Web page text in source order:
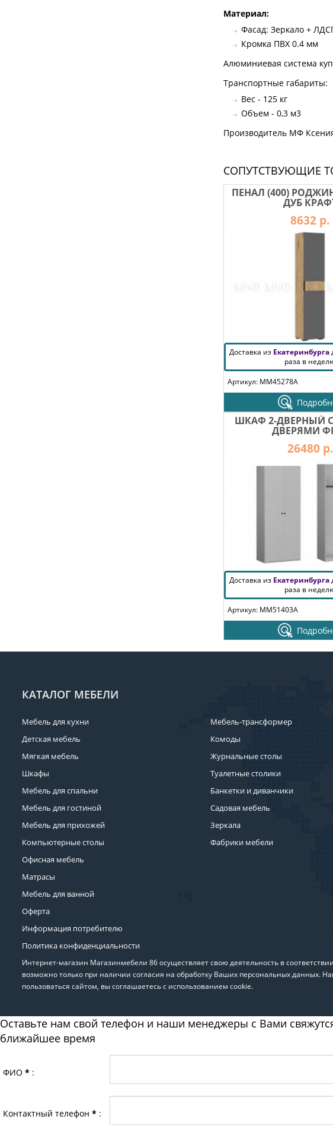
Материал:
Фасад: Зеркало +
Кромка ПВХ 0.4 мм
Алюминиевая система
Транспортные габариты:
Вес - 125 кг
Объем - 0,3 м3
Производитель МФ
СОПУТСТВУЮЩИЕ
ПЕНАЛ (400)
ДУБ
8632 р.
Доставка из Екатеринбурга
раза в
Артикул: MM45278A
ШКАФ 2-ДВЕРНЫЙ
ДВЕРЯМИ
26480 р.
Доставка из Екатеринбурга
раза в
Артикул: MM51403A
КАТАЛОГ МЕБЕЛИ
Мебель для кухни
Детская мебель
Мягкая мебель
Шкафы
Мебель для спальни
Мебель для гостиной
Мебель для прихожей
Компьютерные столы
Офисная мебель
Матрасы
Мебель для ванной
Оферта
Информация потребителю
Политика конфиденциальности
Мебель-трансформер
Комоды
Журнальные столы
Туалетные столики
Банкетки и диванчики
Садовая мебель
Зеркала
Фабрики мебели
Интернет-магазин Магазинмебели 86 осуществляет свою деятельность в
возможно только при наличии согласия на обработку Ваших персональных данных.
пользоваться сайтом, вы соглашаетесь с использованием cookie.
Оставьте нам свой телефон и наши менеджеры с Вами
ближайшее время
ФИО * :
Контактный телефон * :